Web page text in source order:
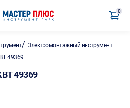
0
/ Электромонтажный инструмент
49369
49369